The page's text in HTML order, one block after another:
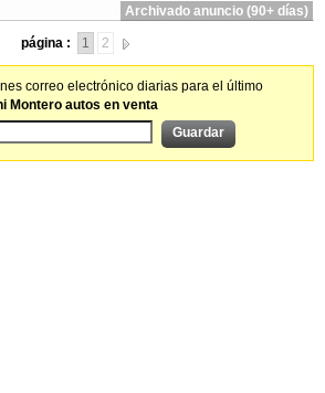
Archivado anuncio (90+ días)
página : 1 2
correo electrónico diarias para el último
Montero autos en venta